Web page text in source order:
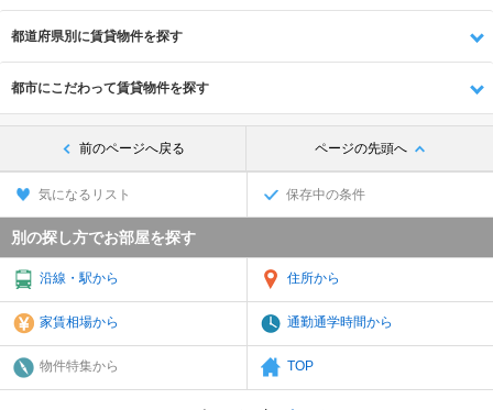
都道府県別に賃貸物件を探す
都市にこだわって賃貸物件を探す
前のページへ戻る ページの先頭へ
気になるリスト 保存中の条件
別の探し方でお部屋を探す
沿線・駅から 住所から
家賃相場から 通勤通学時間から
物件特集から TOP